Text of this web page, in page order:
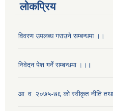
लोकप्रिय
विवरण उपलब्ध गराउने सम्बन्धमा ।।
निवेदन पेश गर्ने सम्बन्धमा ।।।
आ. व. २०७५-७६ को स्वीकृत नीति तथा